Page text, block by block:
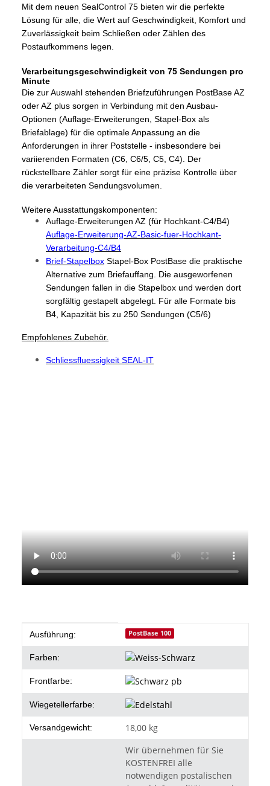
Mit dem neuen SealControl 75 bieten wir die perfekte
Lösung für alle, die Wert auf Geschwindigkeit, Komfort und
Zuverlässigkeit beim Schließen oder Zählen des
Postaufkommens legen.
Verarbeitungsgeschwindigkeit von 75 Sendungen pro
Minute
Die zur Auswahl stehenden Briefzuführungen PostBase AZ
oder AZ plus sorgen in Verbindung mit den Ausbau-
Optionen (Auflage-Erweiterungen, Stapel-Box als
Briefablage) für die optimale Anpassung an die
Anforderungen in ihrer Poststelle - insbesondere bei
variierenden Formaten (C6, C6/5, C5, C4). Der
rückstellbare Zähler sorgt für eine präzise Kontrolle über
die verarbeiteten Sendungsvolumen.
Weitere Ausstattungskomponenten:
Auflage-Erweiterungen AZ (für Hochkant-C4/B4)
Auflage-Erweiterung-AZ-Basic-fuer-Hochkant-
Verarbeitung-C4/B4
Brief-Stapelbox Stapel-Box PostBase die praktische
Alternative zum Briefauffang. Die ausgeworfenen
Sendungen fallen in die Stapelbox und werden dort
sorgfältig gestapelt abgelegt. Für alle Formate bis
B4, Kapazität bis zu 250 Sendungen (C5/6)
Empfohlenes Zubehör.
Schliessfluessigkeit SEAL-IT
Produkteigenschaft
Wert
Ausführung: PostBase 100
Farben:
Frontfarbe:
Wiegetellerfarbe:
Versandgewicht: 18,00 kg
Wir übernehmen für Sie
KOSTENFREI alle
notwendigen postalischen